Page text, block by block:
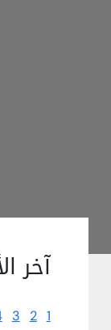
آخر
1
2
3